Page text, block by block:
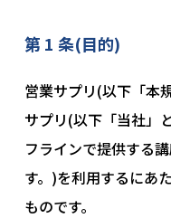
第 1 条(目的)
営業サプリ(以下「本
サプリ(以下「当社」
フラインで提供する
す。)を利用するにあ
ものです。